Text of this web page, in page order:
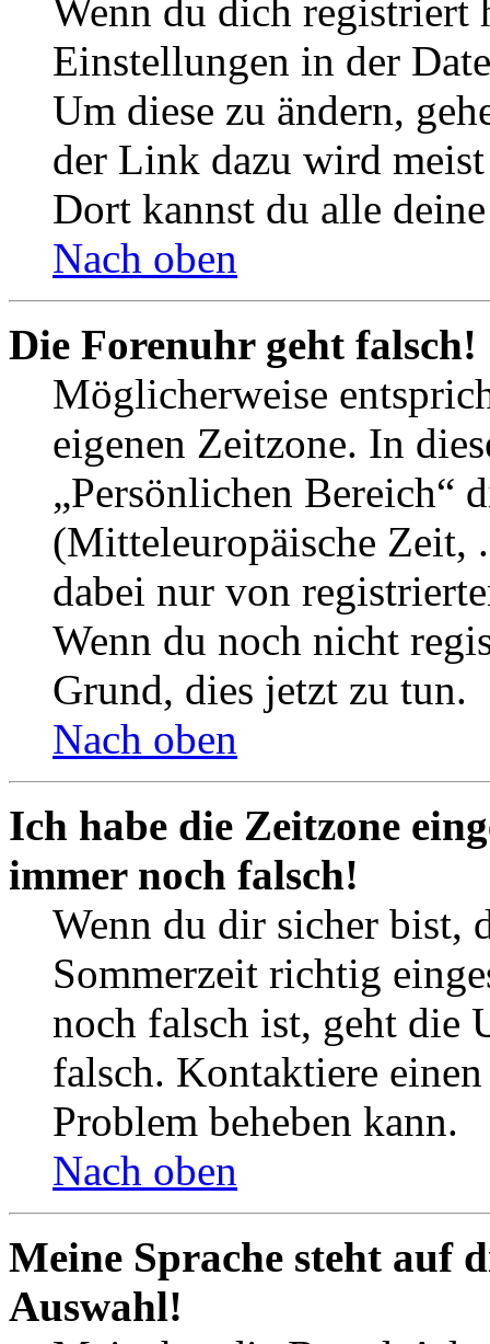
Wenn du dich registriert
Einstellungen in der
Um diese zu ändern,
der Link dazu wird
Dort kannst du alle
Nach oben
Die Forenuhr geht falsch!
Möglicherweise
eigenen Zeitzone. In
„Persönlichen Bereich“
(Mitteleuropäische Zeit,
dabei nur von
Wenn du noch nicht
Grund, dies jetzt zu tun.
Nach oben
Ich habe die Zeitzone
immer noch falsch!
Wenn du dir sicher bist,
Sommerzeit richtig
noch falsch ist, geht die
falsch. Kontaktiere
Problem beheben kann.
Nach oben
Meine Sprache steht auf
Auswahl!